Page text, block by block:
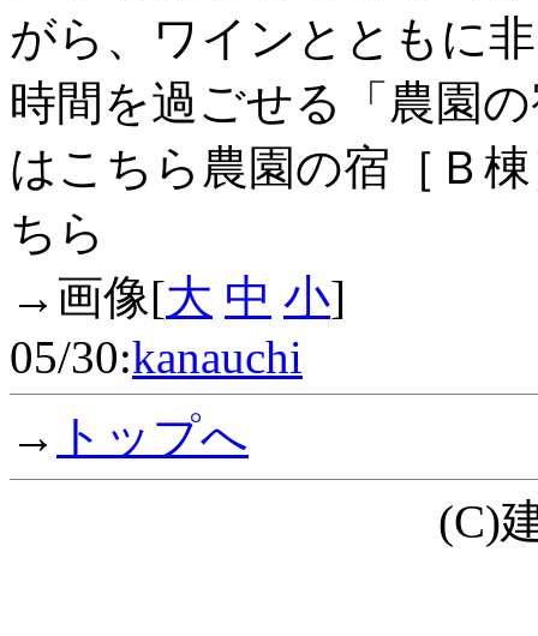
がら、ワインとともに
時間を過ごせる「農園
はこちら農園の宿［Ｂ
ちら
→画像[大 中 小]
05/30:kanauchi
→ トップへ
(C)